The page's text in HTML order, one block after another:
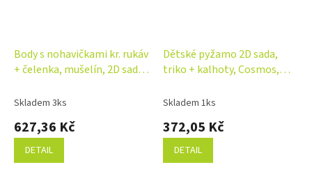
Body s nohavičkami kr. rukáv
+ čelenka, mušelín, 2D sada,
Skladem 3ks
627,36 Kč
DETAIL
Dětské pyžamo 2D sada,
triko + kalhoty, Cosmos,
Skladem 1ks
372,05 Kč
DETAIL